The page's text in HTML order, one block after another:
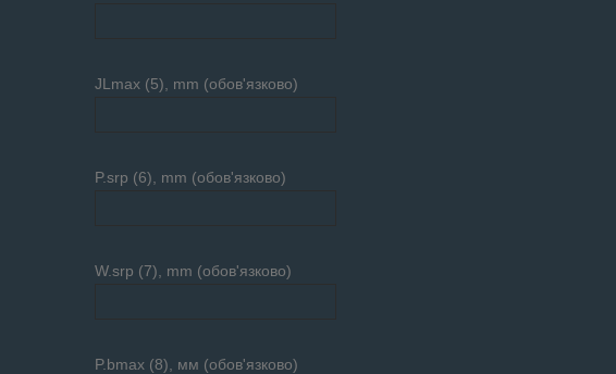
JLmax (5), mm (обов'язково)
P.srp (6), mm (обов'язково)
W.srp (7), mm (обов'язково)
P.bmax (8), мм (обов'язково)